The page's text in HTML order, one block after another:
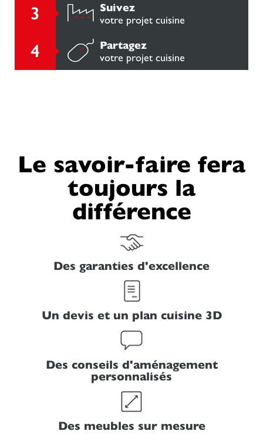
Suivez
votre projet cuisine
Partagez
votre projet cuisine
Le savoir-faire fera
toujours la
différence
Des garanties d'excellence
Un devis et un plan cuisine 3D
Des conseils d'aménagement
personnalisés
Des meubles sur mesure